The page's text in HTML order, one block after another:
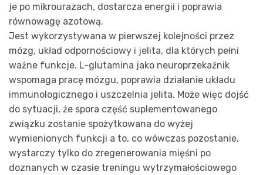
je po mikrourazach, dostarcza energii i poprawia
równowagę azotową.
Jest wykorzystywana w pierwszej kolejności przez
mózg, układ odpornościowy i jelita, dla których pełni
ważne funkcje. L-glutamina jako neuroprzekaźnik
wspomaga pracę mózgu, poprawia działanie układu
immunologicznego i uszczelnia jelita. Może więc dojść
do sytuacji, że spora część suplementowanego
związku zostanie spożytkowana do wyżej
wymienionych funkcji a to, co wówczas pozostanie,
wystarczy tylko do zregenerowania mięśni po
doznanych w czasie treningu wytrzymałościowego